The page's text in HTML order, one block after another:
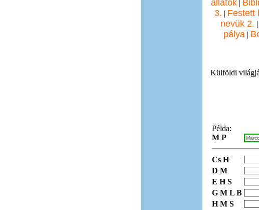
állatok|
3. | Festett
nevük 2. |
pálya |
Külföldi
Példa:
M P
Cs H
D M
E H S
G M L B
H M S